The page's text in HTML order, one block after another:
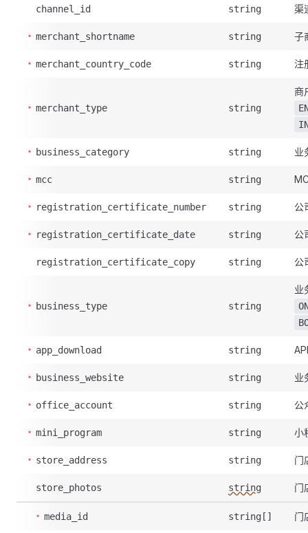
channel_id string 渠
merchant_shortname string 子
merchant_country_code string 注
merchant_type string
商
business_category string 业
mcc string
registration_certificate_number string 公
registration_certificate_date string 公
registration_certificate_copy string 公
business_type string
业
app_download string
business_website string 业
office_account string 公
mini_program string 小
store_address string 门
store_photos string 门
media_id string[] 门